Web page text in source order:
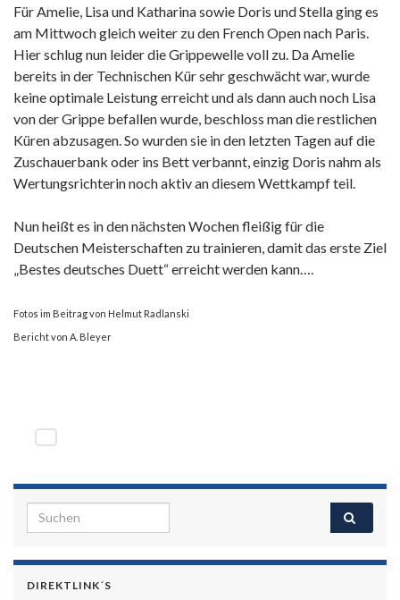
Für Amelie, Lisa und Katharina sowie Doris und Stella ging es
am Mittwoch gleich weiter zu den French Open nach Paris.
Hier schlug nun leider die Grippewelle voll zu. Da Amelie
bereits in der Technischen Kür sehr geschwächt war, wurde
keine optimale Leistung erreicht und als dann auch noch Lisa
von der Grippe befallen wurde, beschloss man die restlichen
Küren abzusagen. So wurden sie in den letzten Tagen auf die
Zuschauerbank oder ins Bett verbannt, einzig Doris nahm als
Wertungsrichterin noch aktiv an diesem Wettkampf teil.
Nun heißt es in den nächsten Wochen fleißig für die
Deutschen Meisterschaften zu trainieren, damit das erste Ziel
„Bestes deutsches Duett“ erreicht werden kann….
Fotos im Beitrag von Helmut Radlanski
Bericht von A. Bleyer
Search for:
DIREKTLINK´S